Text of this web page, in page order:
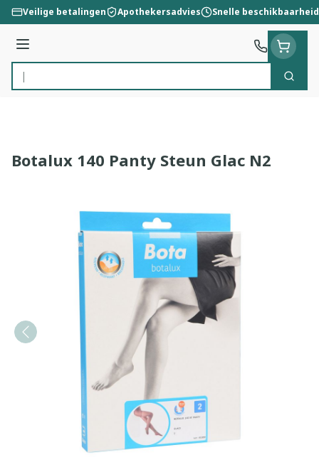
Ga naar de inhoud
Veilige betalingen Apothekersadvies Snelle beschikbaarheid
Menu
Product, merk, categorie...
Zoek
Botalux 140 Panty Steun Glac N2